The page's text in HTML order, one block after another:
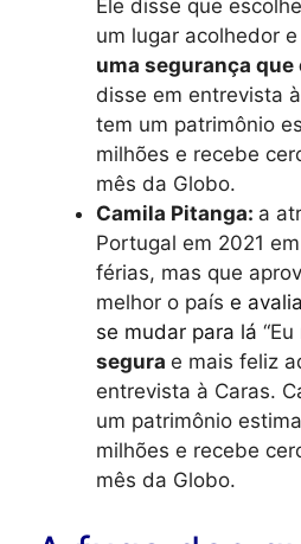
Ele disse que
um lugar acolhedor e
uma segurança que
disse em entrevista
tem um patrimônio
milhões e recebe
mês da Globo.
Camila Pitanga: a
Portugal em 2021
férias, mas que
melhor o país e
se mudar para lá
segura e mais feliz
entrevista à Caras.
um patrimônio
milhões e recebe
mês da Globo.